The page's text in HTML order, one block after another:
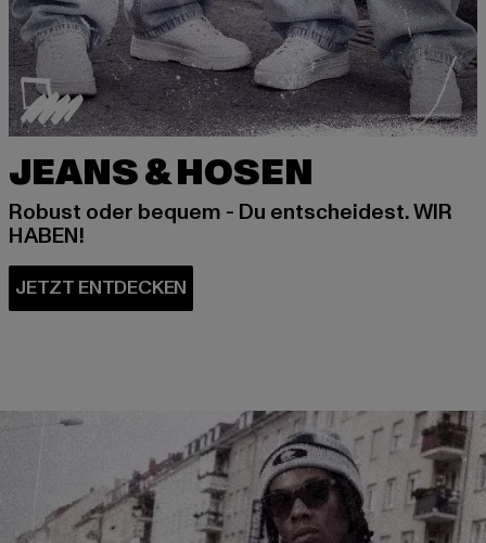
JEANS & HOSEN
Robust oder bequem - Du entscheidest. WIR
HABEN!